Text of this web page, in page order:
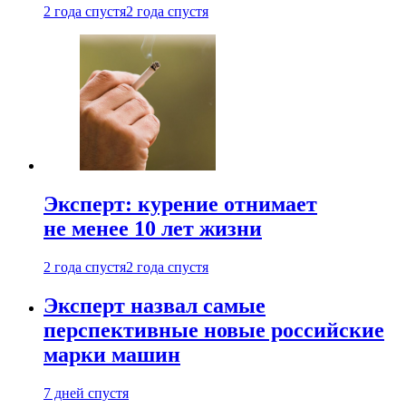
2 года спустя2 года спустя
Эксперт: курение отнимает
не менее 10 лет жизни
2 года спустя2 года спустя
Эксперт назвал самые
перспективные новые российские
марки машин
7 дней спустя